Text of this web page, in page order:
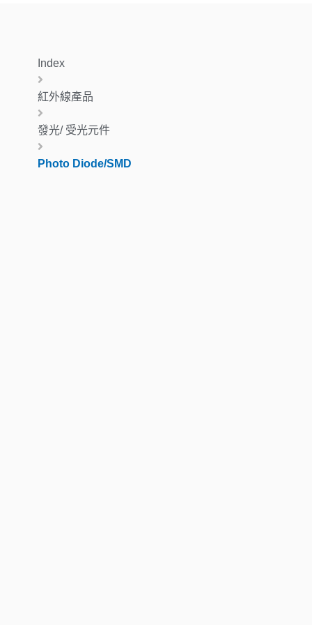
Index
紅外線產品
發光/ 受光元件
Photo Diode/SMD